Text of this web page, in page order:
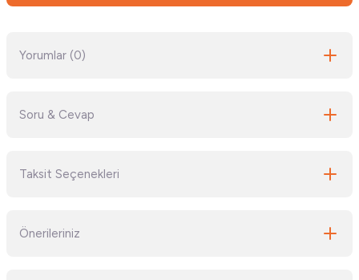
Yorumlar (0)
Soru & Cevap
Taksit Seçenekleri
Önerileriniz